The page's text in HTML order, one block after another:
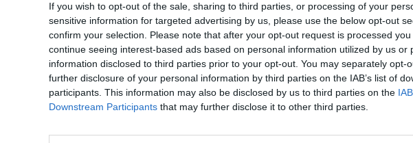
If you wish to opt-out of the sale, sharing to third parties, or processing of your
sensitive information for targeted advertising by us, please use the below opt-out
confirm your selection. Please note that after your opt-out request is processed you
continue seeing interest-based ads based on personal information utilized by us or
information disclosed to third parties prior to your opt-out. You may separately opt-
further disclosure of your personal information by third parties on the IAB’s list of
participants. This information may also be disclosed by us to third parties on the
Downstream Participants that may further disclose it to other third parties.
STÖD OSS
Stöd Para§rafs bevakning av
PRENUMERERA PÅ